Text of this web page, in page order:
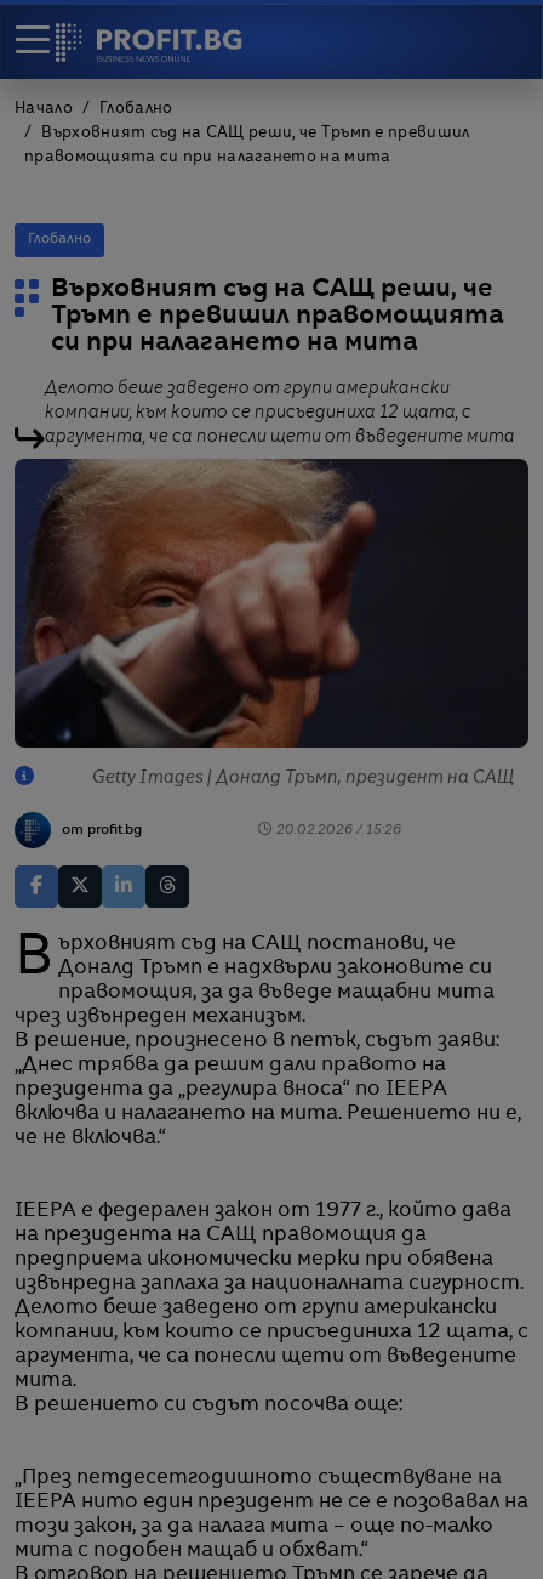
Начало
Глобално
Върховният съд на САЩ реши, че Тръмп е превишил
правомощията си при налагането на мита
Глобално
Върховният съд на САЩ реши, че
Тръмп е превишил правомощията
си при налагането на мита
Делото беше заведено от групи американски
компании, към които се присъединиха 12 щата, с
аргумента, че са понесли щети от въведените мита
Getty Images | Доналд Тръмп, президент на САЩ
от profit.bg 20.02.2026 / 15:26
Върховният съд на САЩ постанови, че Доналд Тръмп е надхвърли законовите си
правомощия, за да въведе мащабни мита
чрез извънреден механизъм.
В решение, произнесено в петък, съдът заяви:
„Днес трябва да решим дали правото на
президента да „регулира вноса“ по IEEPA
включва и налагането на мита. Решението ни е,
че не включва.“
IEEPA е федерален закон от 1977 г., който дава
на президента на САЩ правомощия да
предприема икономически мерки при обявена
извънредна заплаха за националната сигурност.
Делото беше заведено от групи американски
компании, към които се присъединиха 12 щата, с
аргумента, че са понесли щети от въведените
мита.
В решението си съдът посочва още:
„През петдесетгодишното съществуване на
IEEPA нито един президент не се е позовавал на
този закон, за да налага мита – още по-малко
мита с подобен мащаб и обхват.“